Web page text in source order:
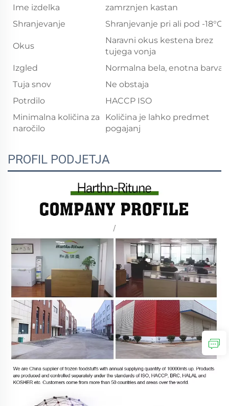
Ime izdelka
zamrznjen kastan
Shranjevanje
Shranjevanje pri ali pod -18°C
Okus
Naravni okus kestena brez
tujega vonja
Izgled
Normalna bela, enotna barva
Tuja snov
Ne obstaja
Potrdilo
HACCP ISO
Minimalna količina za
naročilo
Količina je lahko predmet
pogajanj
PROFIL PODJETJA